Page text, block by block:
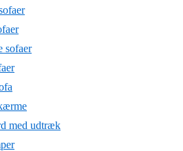
sofaer
med udtræk